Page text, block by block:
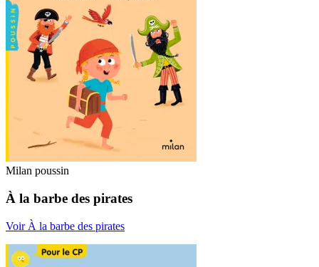
Milan poussin
À la barbe des pirates
Voir À la barbe des pirates